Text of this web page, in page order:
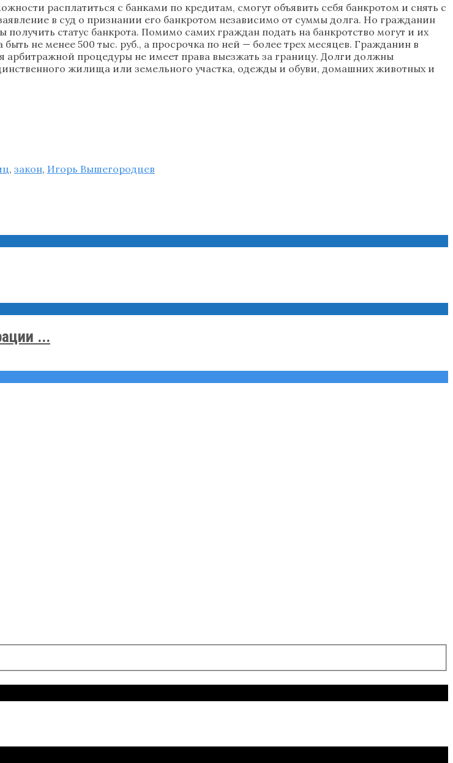
расплатиться с банками по кредитам, смогут объявить себя банкротом и снять с
в суд о признании его банкротом независимо от суммы долга. Но гражданин
статус банкрота. Помимо самих граждан подать на банкротство могут и их
не менее 500 тыс. руб., а просрочка по ней — более трех месяцев. Гражданин в
арбитражной процедуры не имеет права выезжать за границу. Долги должны
жилища или земельного участка, одежды и обуви, домашних животных и
, закон, Игорь Вышегородцев
...